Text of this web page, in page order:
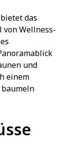
das
von Wellness-
und
einem
baumeln